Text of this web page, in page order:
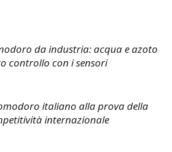
da industria: acqua e azoto
controllo con i sensori
italiano alla prova della
internazionale